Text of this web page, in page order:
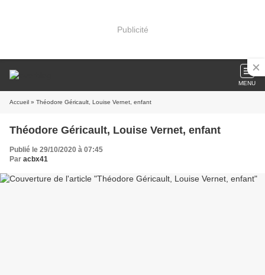
Publicité
MENU
Accueil » Théodore Géricault, Louise Vernet, enfant
Théodore Géricault, Louise Vernet, enfant
Publié le 29/10/2020 à 07:45
Par acbx41